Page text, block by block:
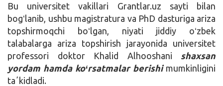
Bu universitet vakillari Grantlar.uz sayti bilan
bogʻlanib, ushbu magistratura va PhD dasturiga ariza
topshirmoqchi boʻlgan, niyati jiddiy oʻzbek
talabalarga ariza topshirish jarayonida universitet
professori doktor Khalid Alhooshani shaxsan
yordam hamda koʻrsatmalar berishi mumkinligini
taʼkidladi.